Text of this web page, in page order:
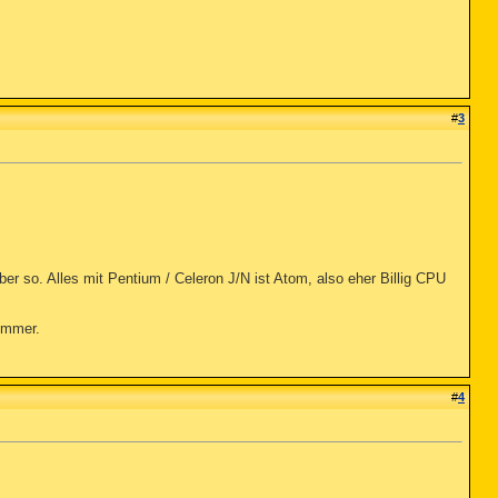
#3
so. Alles mit Pentium / Celeron J/N ist Atom, also eher Billig CPU
#4